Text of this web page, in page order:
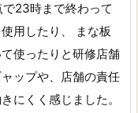
23時まで終わって
用したり、 まな板
使ったりと研修店舗
ップや、店舗の責任
にくく感じました。